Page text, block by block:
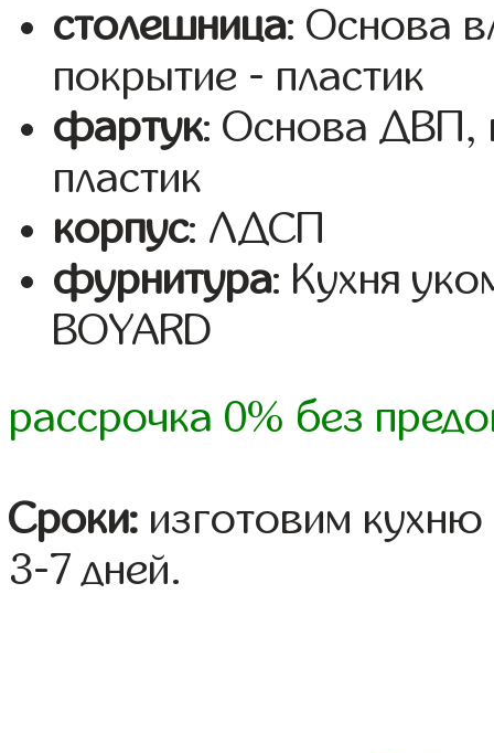
столешница: Основа
покрытие - пластик
фартук: Основа ДВП,
пластик
корпус: ЛДСП
фурнитура: Кухня
BOYARD
рассрочка 0% без
Сроки: изготовим
3-7 дней.